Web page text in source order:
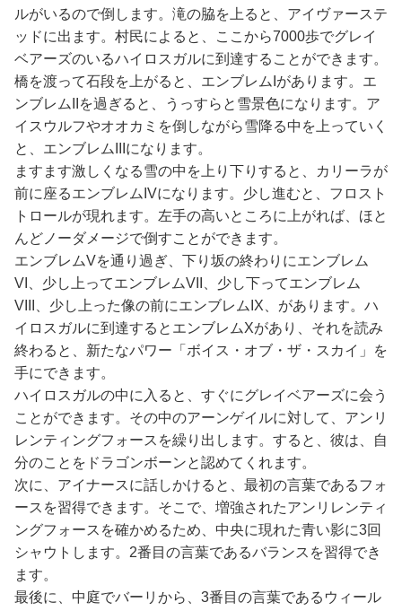
ルがいるので倒します。滝の脇を上ると、アイヴァーステ
ッドに出ます。村民によると、ここから7000歩でグレイ
ベアーズのいるハイロスガルに到達することができます。
橋を渡って石段を上がると、エンブレムIがあります。エ
ンブレムIIを過ぎると、うっすらと雪景色になります。ア
イスウルフやオオカミを倒しながら雪降る中を上っていく
と、エンブレムIIIになります。
ますます激しくなる雪の中を上り下りすると、カリーラが
前に座るエンブレムIVになります。少し進むと、フロスト
トロールが現れます。左手の高いところに上がれば、ほと
んどノーダメージで倒すことができます。
エンブレムVを通り過ぎ、下り坂の終わりにエンブレム
VI、少し上ってエンブレムVII、少し下ってエンブレム
VIII、少し上った像の前にエンブレムIX、があります。ハ
イロスガルに到達するとエンブレムXがあり、それを読み
終わると、新たなパワー「ボイス・オブ・ザ・スカイ」を
手にできます。
ハイロスガルの中に入ると、すぐにグレイベアーズに会う
ことができます。その中のアーンゲイルに対して、アンリ
レンティングフォースを繰り出します。すると、彼は、自
分のことをドラゴンボーンと認めてくれます。
次に、アイナースに話しかけると、最初の言葉であるフォ
ースを習得できます。そこで、増強されたアンリレンティ
ングフォースを確かめるため、中央に現れた青い影に3回
シャウトします。2番目の言葉であるバランスを習得でき
ます。
最後に、中庭でバーリから、3番目の言葉であるウィール